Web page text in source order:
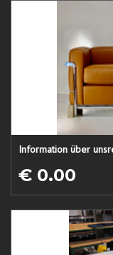
Information über
€ 0.00